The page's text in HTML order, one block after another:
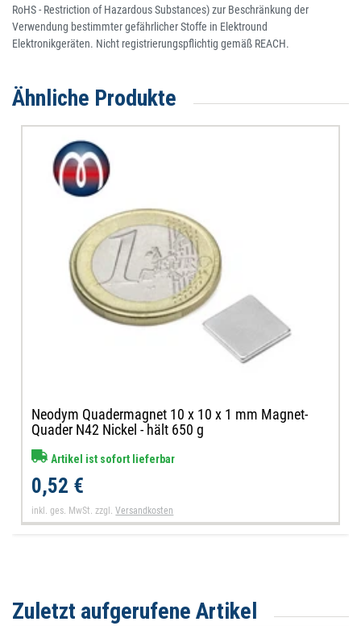
RoHS - Restriction of Hazardous Substances) zur Beschränkung der
Verwendung bestimmter gefährlicher Stoffe in Elektround
Elektronikgeräten. Nicht registrierungspflichtig gemäß REACH.
Ähnliche Produkte
Neodym Quadermagnet 10 x 10 x 1 mm Magnet-
Quader N42 Nickel - hält 650 g
Artikel ist sofort lieferbar
0,52 €
inkl. ges. MwSt. zzgl.Versandkosten
Zuletzt aufgerufene Artikel